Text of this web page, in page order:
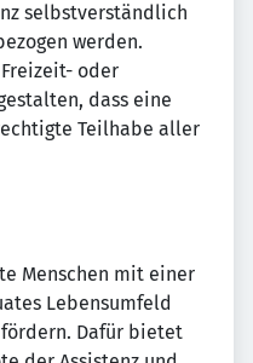
selbstverständlich
werden.
oder
dass eine
Teilhabe aller
Menschen mit einer
Lebensumfeld
Dafür bietet